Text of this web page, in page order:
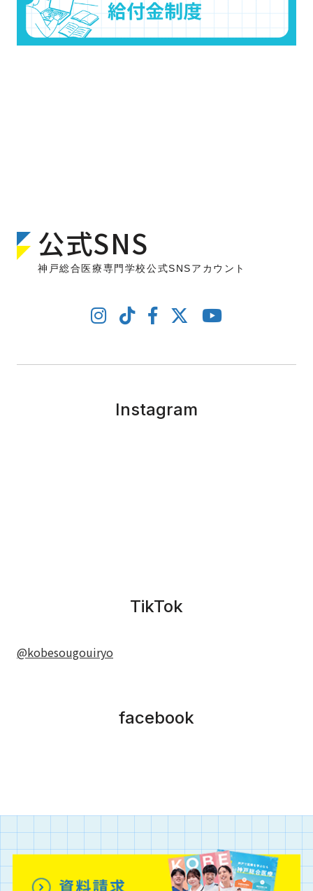
公式SNS
神戸総合医療専門学校公式SNSアカウント
Instagram
TikTok
@kobesougouiryo
facebook